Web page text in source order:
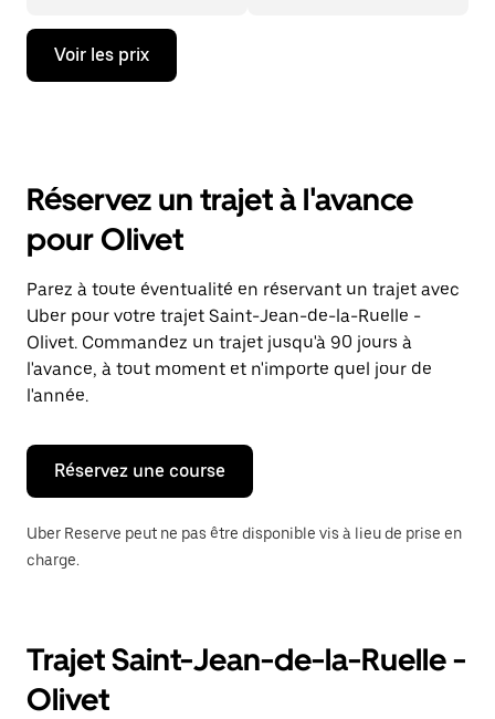
Appuyez
la
ouvrir
calendrier
et
sélectionner
une
date.
Appuyez
sur
la
touche
pour
fermer
calendrier.
Voir les prix
Réservez un trajet à l'avance
pour Olivet
Parez à toute éventualité en réservant un trajet avec
Uber pour votre trajet Saint-Jean-de-la-Ruelle -
Olivet. Commandez un trajet jusqu'à 90 jours à
l'avance, à tout moment et n'importe quel jour de
l'année.
Réservez une course
Uber Reserve peut ne pas être disponible vis à lieu de prise en
charge.
Trajet Saint-Jean-de-la-Ruelle -
Olivet